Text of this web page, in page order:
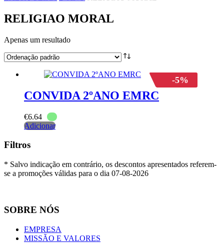
RELIGIAO MORAL
Apenas um resultado
-5%
CONVIDA 2ºANO EMRC
€6.64
Adicionar
Filtros
* Salvo indicação em contrário, os descontos apresentados referem-
se a promoções válidas para o dia 07-08-2026
SOBRE NÓS
EMPRESA
MISSÃO E VALORES